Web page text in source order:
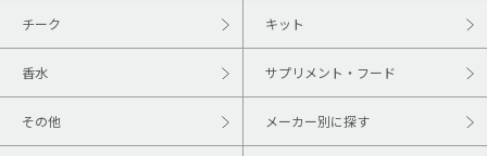
チーク キット
香水 サプリメント・フード
その他 メーカー別に探す